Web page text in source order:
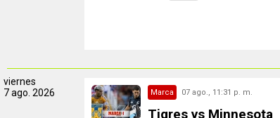
viernes
7 ago. 2026
Marca 07 ago., 11:31 p. m.
Tigres vs Minnesota